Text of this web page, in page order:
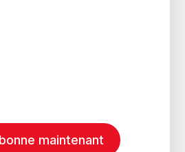
maintenant